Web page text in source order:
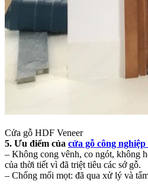
Cửa gỗ HDF Veneer
5. Ưu điểm của cửa gỗ công
– Không cong vênh, co ngót, không
của thời tiết vì đã triệt tiêu các sớ gỗ.
– Chống mối mọt: đã qua xử lý và